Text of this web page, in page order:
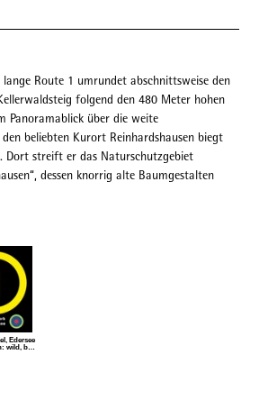
Route 1 umrundet abschnittsweise den
folgend den 480 Meter hohen
Panoramablick über die weite
beliebten Kurort Reinhardshausen biegt
Dort streift er das Naturschutzgebiet
dessen knorrig alte Baumgestalten
Edersee
wild, bun